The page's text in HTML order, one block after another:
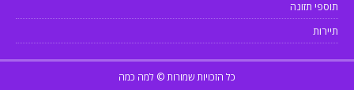
תוספי תזונה
תיירות
כל הזכויות שמורות © למה כמה